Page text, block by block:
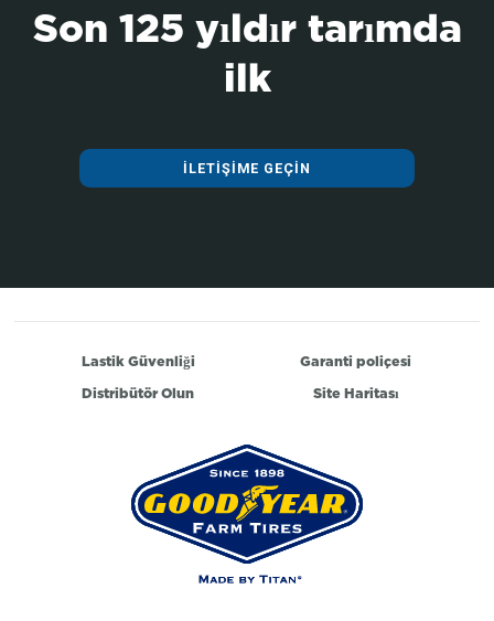
Son 125 yıldır tarımda
ilk
İLETIŞIME GEÇIN
Lastik Güvenliği
Garanti poliçesi
Distribütör Olun
Site Haritası